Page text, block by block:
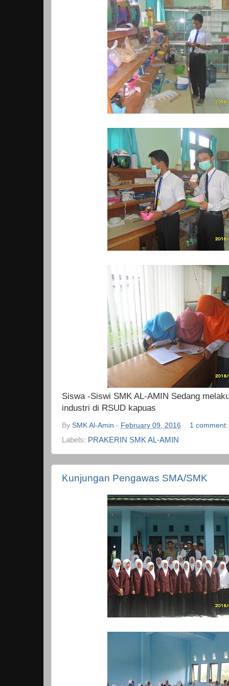
Siswa -Siswi SMK AL-AMIN Sedang
industri di RSUD kapuas
By SMK Al-Amin - February 09, 2016 1
Labels: PRAKERIN SMK AL-AMIN
Kunjungan Pengawas SMA/SMK